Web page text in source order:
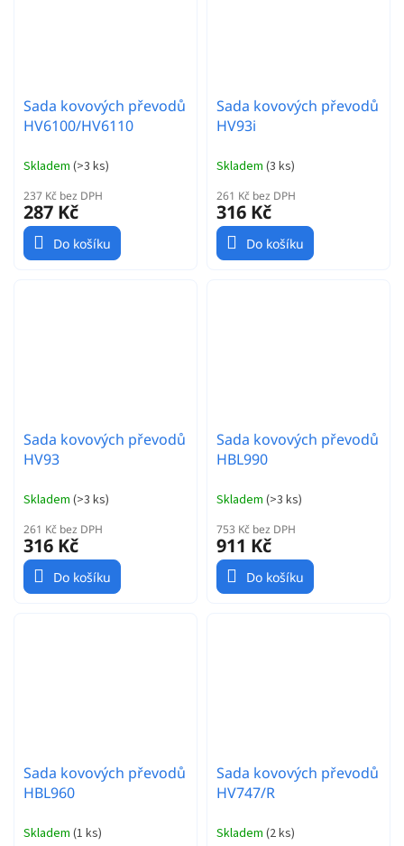
Sada kovových převodů
HV6100/HV6110
Skladem (>3 ks)
237 Kč bez DPH
287 Kč
Do košíku
Sada kovových převodů
HV93i
Skladem (3 ks)
261 Kč bez DPH
316 Kč
Do košíku
Sada kovových převodů
HV93
Skladem (>3 ks)
261 Kč bez DPH
316 Kč
Do košíku
Sada kovových převodů
HBL990
Skladem (>3 ks)
753 Kč bez DPH
911 Kč
Do košíku
Sada kovových převodů
HBL960
Skladem (1 ks)
Sada kovových převodů
HV747/R
Skladem (2 ks)